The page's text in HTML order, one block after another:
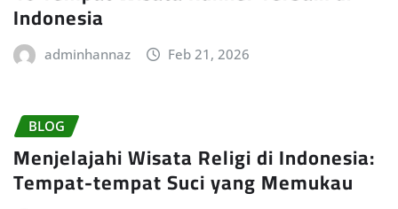
Indonesia
adminhannaz Feb 21, 2026
BLOG
Menjelajahi Wisata Religi di Indonesia:
Tempat-tempat Suci yang Memukau